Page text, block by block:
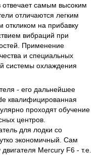
самым высоким
отличаются легким
откликом на прибавку
вибраций при
Применение
и специальных
системы охлаждения
- его дальнейшее
квалифицированная
проходят обучение
центров.
для лодки со
экономичный. Сам
Mercury F6 - т.е.